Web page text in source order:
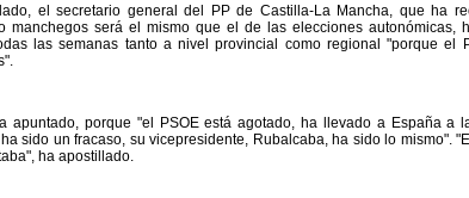
el secretario general del PP de Castilla-La Mancha, que ha
manchegos será el mismo que el de las elecciones
las semanas tanto a nivel provincial como regional "porque el
apuntado, porque "el PSOE está agotado, ha llevado a España a
sido un fracaso, su vicepresidente, Rubalcaba, ha sido lo mismo".
ha apostillado.